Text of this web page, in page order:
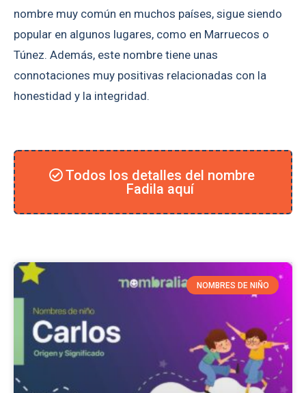
nombre muy común en muchos países, sigue siendo
popular en algunos lugares, como en Marruecos o
Túnez. Además, este nombre tiene unas
connotaciones muy positivas relacionadas con la
honestidad y la integridad.
Todos los detalles del nombre
Fadila aquí
NOMBRES DE NIÑO